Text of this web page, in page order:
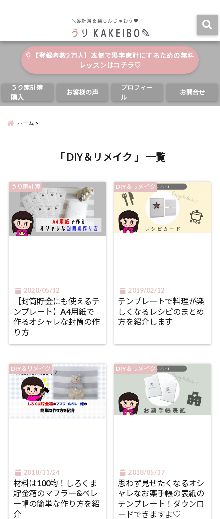
【登録者数2万人】本気で黒字家計にするための無料
レッスンはコチラ♡
うり家計簿
購入
お客様の声
プロフィー
ル
お問合せ
ホーム
「 DIY＆リメイク 」 一覧
うり家計簿
2020/05/12
【封筒貯金にも使えるテ
ンプレート】A4用紙で
作るオシャレな封筒の作
り方
DIY＆リメイク
2019/02/12
テンプレートで料理が楽
しくなるレシピのまとめ
方を紹介します
DIY＆リメイク
2018/11/24
材料は100均！しろくま
貯金箱のマフラー&ベレ
ー帽の簡単な作り方を紹
介
DIY＆リメイク
2018/05/17
思わず見せたくなるオシ
ャレなお薬手帳の表紙の
テンプレート！ダウンロ
ードできますよ♡